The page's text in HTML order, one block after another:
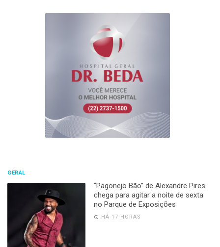
GERAL
“Pagonejo Bão” de Alexandre Pires
chega para agitar a noite de sexta
no Parque de Exposições
HÁ 17 HORAS